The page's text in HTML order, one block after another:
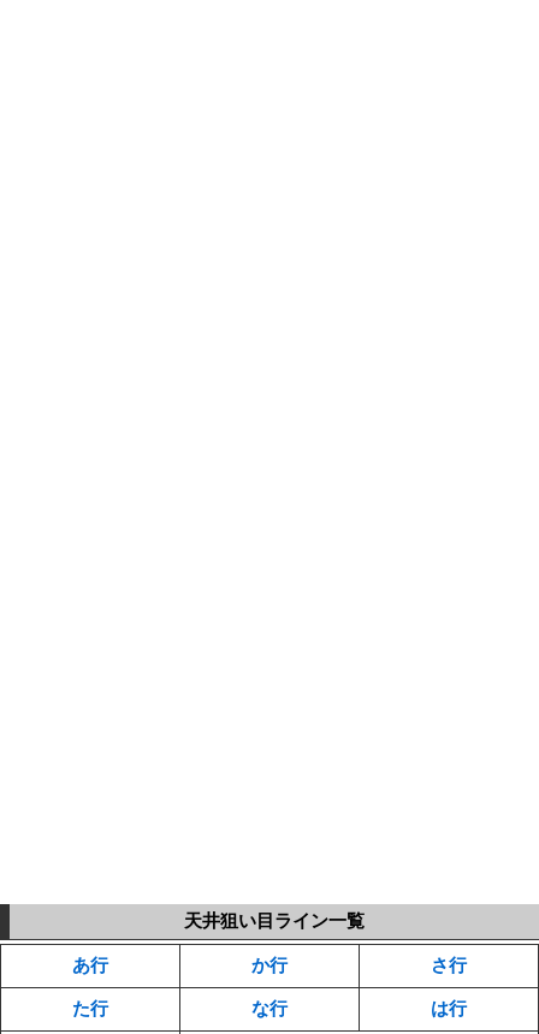
天井狙い目ライン一覧
あ行 か行 さ行
た行 な行 は行